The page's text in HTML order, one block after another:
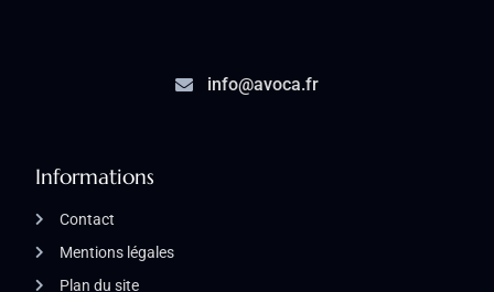
Informations
Contact
Mentions légales
Plan du site
info@avoca.fr